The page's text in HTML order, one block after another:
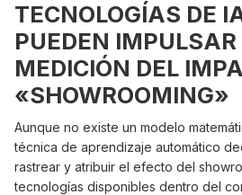
TECNOLOGÍAS DE
PUEDEN
MEDICIÓN DEL
«SHOWROOMING»
Aunque no existe un modelo
técnica de aprendizaje automático
rastrear y atribuir el efecto del
tecnologías disponibles dentro del